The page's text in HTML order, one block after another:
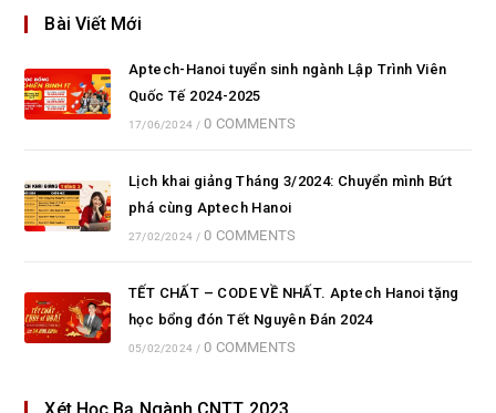
Bài Viết Mới
Aptech-Hanoi tuyển sinh ngành Lập Trình Viên
Quốc Tế 2024-2025
17/06/2024 / 0 COMMENTS
Lịch khai giảng Tháng 3/2024: Chuyển mình Bứt
phá cùng Aptech Hanoi
27/02/2024 / 0 COMMENTS
TẾT CHẤT – CODE VỀ NHẤT. Aptech Hanoi tặng
học bổng đón Tết Nguyên Đán 2024
05/02/2024 / 0 COMMENTS